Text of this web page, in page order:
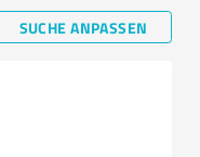
SUCHE ANPASSEN